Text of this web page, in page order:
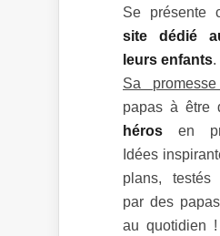
Se présente
site dédié
leurs enfants.
Sa
papas à être
héros en
Idées
plans, testés
par des
au quotidien